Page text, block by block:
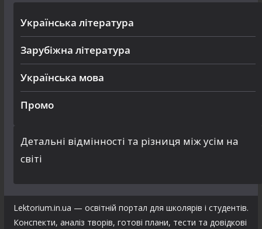
Українська література
Зарубіжна література
Українська мова
Промо
Детальні відмінності та різниця між усім на
світі
Lektorium.in.ua — освітній портал для школярів і студентів.
Конспекти, аналіз творів, готові плани, тести та довідкові